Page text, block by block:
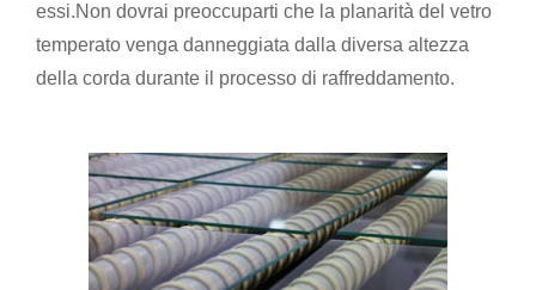
essi.Non dovrai preoccuparti che la planarità del vetro
temperato venga danneggiata dalla diversa altezza
della corda durante il processo di raffreddamento.